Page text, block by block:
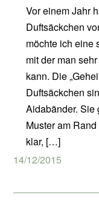
Vor einem Jahr
Duftsäckchen
möchte ich eine
mit der man
kann. Die
Duftsäckchen
Aidabänder. Sie
Muster am
klar, […]
14/12/2015